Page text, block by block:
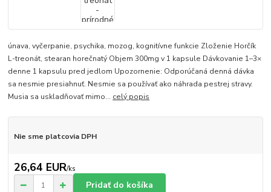
únava, vyčerpanie, psychika, mozog, kognitívne funkcie Zloženie Horčík
L-treonát, stearan horečnatý Objem 300mg v 1 kapsule Dávkovanie 1–3×
denne 1 kapsulu pred jedlom Upozornenie: Odporúčaná denná dávka
sa nesmie presiahnuť. Nesmie sa používať ako náhrada pestrej stravy.
Musia sa uskladňovať mimo... celý popis
Nie sme platcovia DPH
26,64 EUR/ks
Pridať do košíka